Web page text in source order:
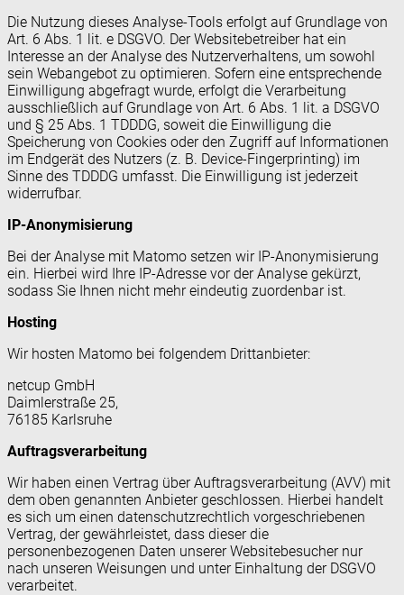
Die Nutzung dieses Analyse-Tools erfolgt auf Grundlage von
Art. 6 Abs. 1 lit. e DSGVO. Der Websitebetreiber hat ein
Interesse an der Analyse des Nutzerverhaltens, um sowohl
sein Webangebot zu optimieren. Sofern eine entsprechende
Einwilligung abgefragt wurde, erfolgt die Verarbeitung
ausschließlich auf Grundlage von Art. 6 Abs. 1 lit. a DSGVO
und § 25 Abs. 1 TDDDG, soweit die Einwilligung die
Speicherung von Cookies oder den Zugriff auf Informationen
im Endgerät des Nutzers (z. B. Device-Fingerprinting) im
Sinne des TDDDG umfasst. Die Einwilligung ist jederzeit
widerrufbar.
IP-Anonymisierung
Bei der Analyse mit Matomo setzen wir IP-Anonymisierung
ein. Hierbei wird Ihre IP-Adresse vor der Analyse gekürzt,
sodass Sie Ihnen nicht mehr eindeutig zuordenbar ist.
Hosting
Wir hosten Matomo bei folgendem Drittanbieter:
netcup GmbH
Daimlerstraße 25,
76185 Karlsruhe
Auftragsverarbeitung
Wir haben einen Vertrag über Auftragsverarbeitung (AVV) mit
dem oben genannten Anbieter geschlossen. Hierbei handelt
es sich um einen datenschutzrechtlich vorgeschriebenen
Vertrag, der gewährleistet, dass dieser die
personenbezogenen Daten unserer Websitebesucher nur
nach unseren Weisungen und unter Einhaltung der DSGVO
verarbeitet.